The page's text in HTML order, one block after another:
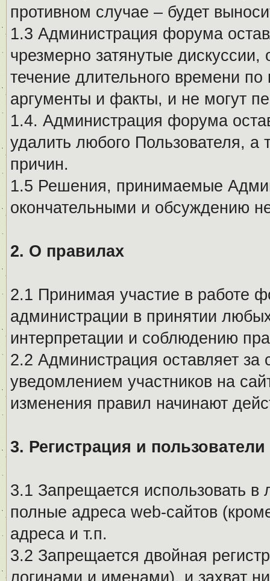
противном случае – будет
1.3 Администрация форума
чрезмерно затянутые
течение длительного времени
аргументы и факты, и не могут
1.4. Администрация форума
удалить любого Пользователя, а
причин.
1.5 Решения, принимаемые
окончательными и обсуждению
2. О правилах
2.1 Принимая участие в работе
администрации в принятии
интерпретации и соблюдению
2.2 Администрация оставляет
уведомлением участников на
изменения правил начинают
3. Регистрация и пользователи
3.1 Запрещается использовать
полные адреса web-сайтов
адреса и т.п.
3.2 Запрещается двойная
логинами и именами), и захват